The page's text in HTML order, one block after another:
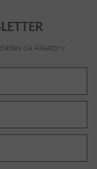
da Aleatory